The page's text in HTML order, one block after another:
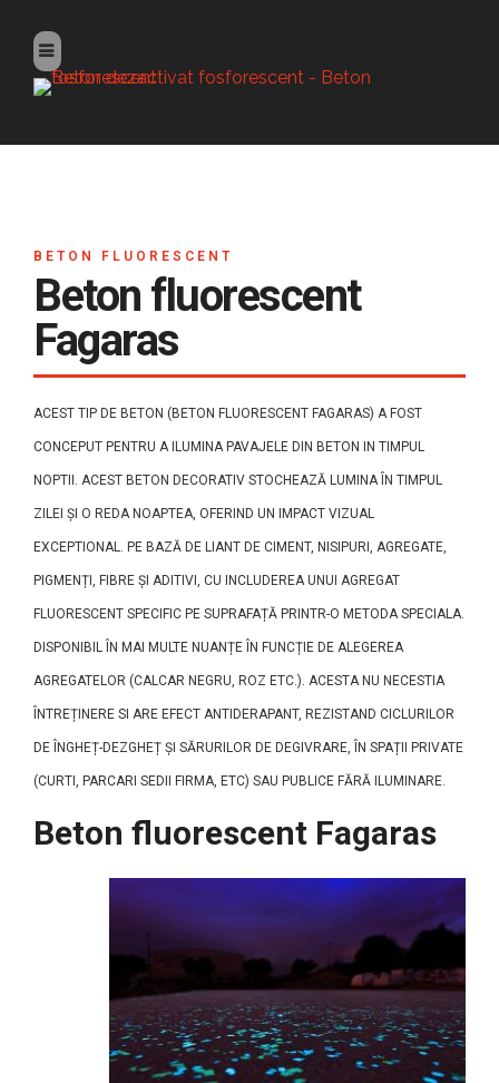
BETON FLUORESCENT
Beton fluorescent
Fagaras
ACEST TIP DE BETON (BETON FLUORESCENT FAGARAS) A FOST
CONCEPUT PENTRU A ILUMINA PAVAJELE DIN BETON IN TIMPUL
NOPTII. ACEST BETON DECORATIV STOCHEAZĂ LUMINA ÎN TIMPUL
ZILEI ȘI O REDA NOAPTEA, OFERIND UN IMPACT VIZUAL
EXCEPTIONAL. PE BAZĂ DE LIANT DE CIMENT, NISIPURI, AGREGATE,
PIGMENȚI, FIBRE ȘI ADITIVI, CU INCLUDEREA UNUI AGREGAT
FLUORESCENT SPECIFIC PE SUPRAFAȚĂ PRINTR-O METODA SPECIALA.
DISPONIBIL ÎN MAI MULTE NUANȚE ÎN FUNCȚIE DE ALEGEREA
AGREGATELOR (CALCAR NEGRU, ROZ ETC.). ACESTA NU NECESTIA
ÎNTREȚINERE SI ARE EFECT ANTIDERAPANT, REZISTAND CICLURILOR
DE ÎNGHEȚ-DEZGHEȚ ȘI SĂRURILOR DE DEGIVRARE, ÎN SPAȚII PRIVATE
(CURTI, PARCARI SEDII FIRMA, ETC) SAU PUBLICE FĂRĂ ILUMINARE.
Beton fluorescent Fagaras